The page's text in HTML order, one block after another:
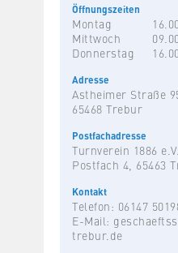
Öffnungszeiten
Montag
Mittwoch
Donnerstag
Adresse
Astheimer Straße
65468 Trebur
Postfachadresse
Turnverein 1886
Postfach 4, 65463
Kontakt
Telefon: 06147
E-Mail:
trebur.de